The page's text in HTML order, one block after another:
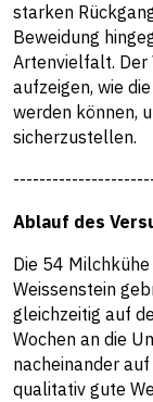
starken
Beweidung
Artenvielfalt. Der
aufzeigen, wie
werden können,
sicherzustellen.
Ablauf des
Die 54
Weissenstein
gleichzeitig auf
Wochen an die
nacheinander
qualitativ gute